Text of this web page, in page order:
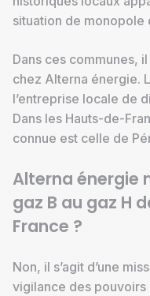
situation de monopole
Dans ces communes,
chez Alterna énergie.
l’entreprise locale de
Dans les Hauts-de-
connue est celle de
Alterna énergie
gaz B au gaz H
France ?
Non, il s’agit d’une
vigilance des